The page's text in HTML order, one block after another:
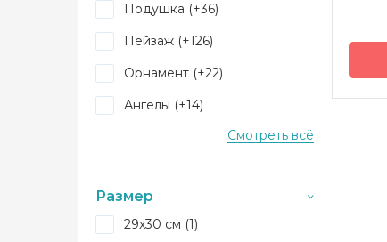
Подушка (+36)
Пейзаж (+126)
Орнамент (+22)
Ангелы (+14)
Фэнтези (+27)
Животные (+125)
Люди Дети (+28)
Смотреть всё
Размер
29x30 см (1)